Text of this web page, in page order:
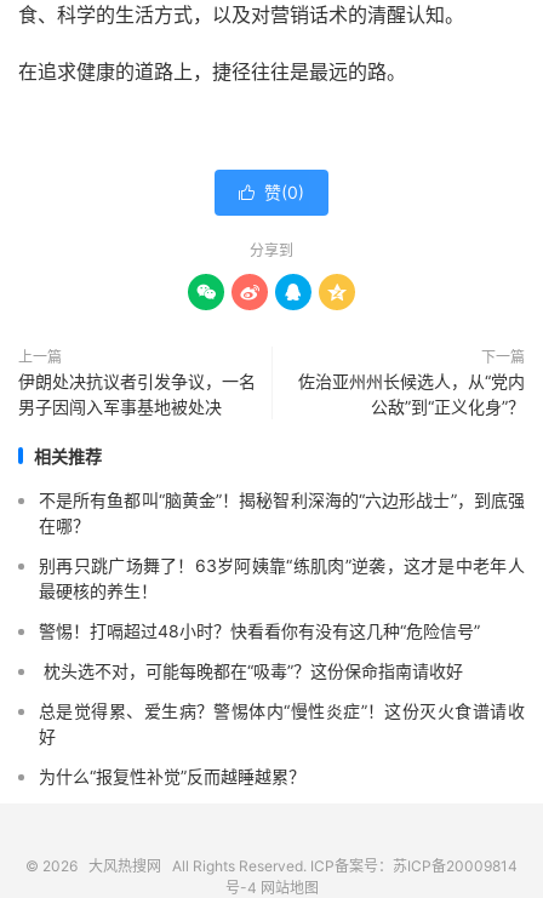
食、科学的生活方式，以及对营销话术的清醒认知。
在追求健康的道路上，捷径往往是最远的路。
 赞(0)
分享到
   
上一篇
伊朗处决抗议者引发争议，一名
男子因闯入军事基地被处决
下一篇
佐治亚州州长候选人，从“党内
公敌”到“正义化身”？
相关推荐
不是所有鱼都叫“脑黄金”！揭秘智利深海的“六边形战士”，到底强
在哪？
别再只跳广场舞了！63岁阿姨靠“练肌肉”逆袭，这才是中老年人
最硬核的养生！
警惕！打嗝超过48小时？快看看你有没有这几种“危险信号”️
️ 枕头选不对，可能每晚都在“吸毒”？这份保命指南请收好
总是觉得累、爱生病？警惕体内“慢性炎症”！这份灭火食谱请收
好
为什么“报复性补觉”反而越睡越累？
© 2026 大风热搜网 All Rights Reserved. ICP备案号： 苏ICP备20009814
号-4 网站地图